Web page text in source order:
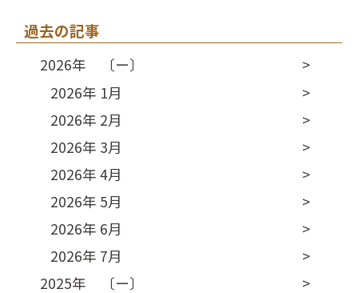
過去の記事
2026年 〔ー〕
2026年 1月
2026年 2月
2026年 3月
2026年 4月
2026年 5月
2026年 6月
2026年 7月
2025年 〔ー〕